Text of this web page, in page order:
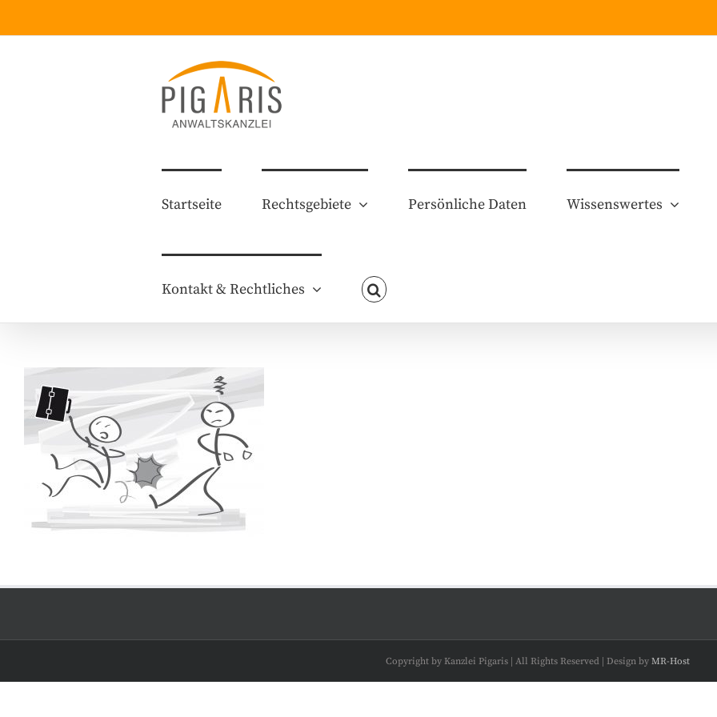
Startseite Rechtsgebiete Persönliche Daten Wissenswertes
Kontakt & Rechtliches
Copyright by Kanzlei Pigaris | All Rights Reserved | Design by MR-Host